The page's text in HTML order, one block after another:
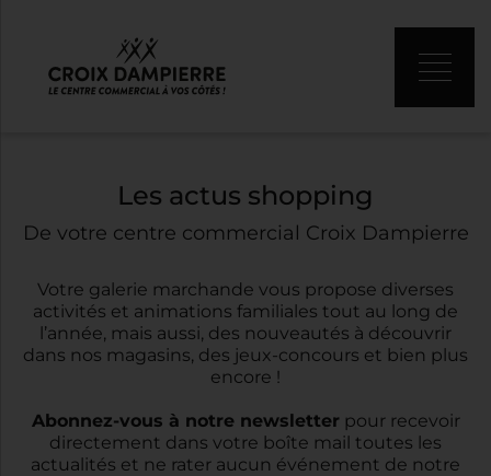
Les actus shopping
De votre centre commercial Croix Dampierre
Votre galerie marchande vous propose diverses
activités et animations familiales tout au long de
l’année, mais aussi, des nouveautés à découvrir
dans nos magasins, des jeux-concours et bien plus
encore !
Abonnez-vous à notre newsletterpour recevoir
directement dans votre boîte mail toutes les
actualités et ne rater aucun événement de notre